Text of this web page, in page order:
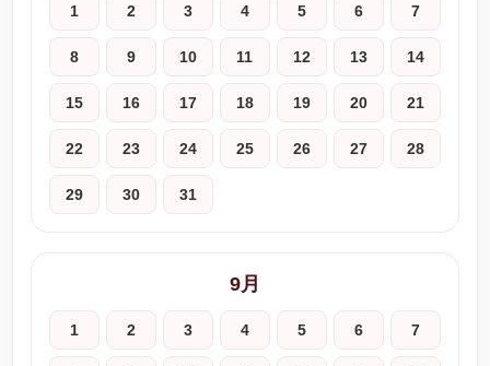
1 2 3 4 5 6 7
8 9 10 11 12 13 14
15 16 17 18 19 20 21
22 23 24 25 26 27 28
29 30 31
9月
1 2 3 4 5 6 7